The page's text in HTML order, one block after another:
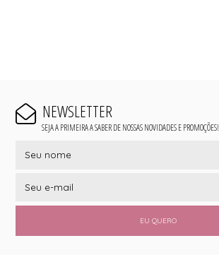
NEWSLETTER
SEJA A PRIMEIRA A SABER DE NOSSAS NOVIDADES E PROMOÇÕES!
EU QUERO